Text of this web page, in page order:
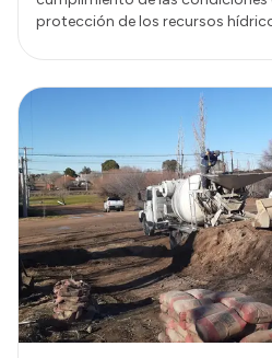
protección de los recursos